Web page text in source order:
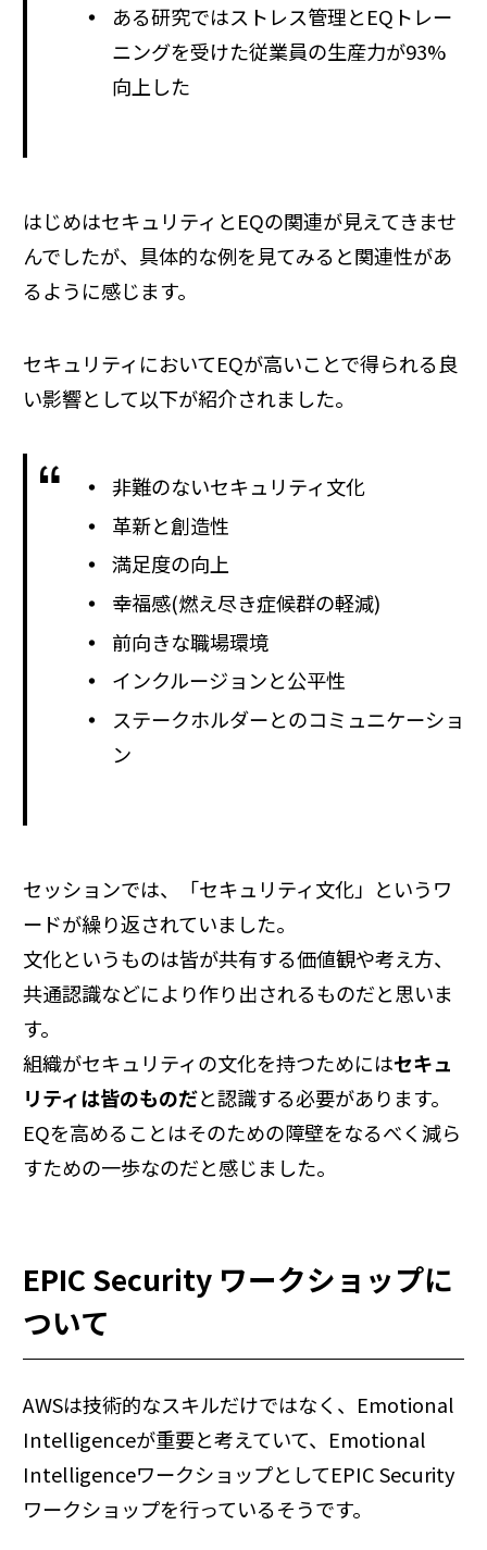
ある研究ではストレス管理とEQトレー
ニングを受けた従業員の生産力が93%
向上した
はじめはセキュリティとEQの関連が見えてきませ
んでしたが、具体的な例を見てみると関連性があ
るように感じます。
セキュリティにおいてEQが高いことで得られる良
い影響として以下が紹介されました。
非難のないセキュリティ文化
革新と創造性
満足度の向上
幸福感(燃え尽き症候群の軽減)
前向きな職場環境
インクルージョンと公平性
ステークホルダーとのコミュニケーショ
ン
セッションでは、「セキュリティ文化」というワ
ードが繰り返されていました。
文化というものは皆が共有する価値観や考え方、
共通認識などにより作り出されるものだと思いま
す。
組織がセキュリティの文化を持つためにはセキュ
リティは皆のものだと認識する必要があります。
EQを高めることはそのための障壁をなるべく減ら
すための一歩なのだと感じました。
EPIC Security ワークショップに
ついて
AWSは技術的なスキルだけではなく、Emotional
Intelligenceが重要と考えていて、Emotional
IntelligenceワークショップとしてEPIC Security
ワークショップを行っているそうです。